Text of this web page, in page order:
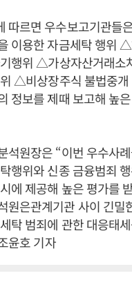
따르면 우수보고기관들
이용한 자금세탁 행위
행위 △가상자산거래소
△비상장주식 불법중개
정보를 제때 보고해 높
석원장은 “이번 우수사
행위와 신종 금융범죄
에 제공해 높은 평가를
원은관계기관 사이 긴밀
탁 범죄에 관한 대응태
윤호 기자